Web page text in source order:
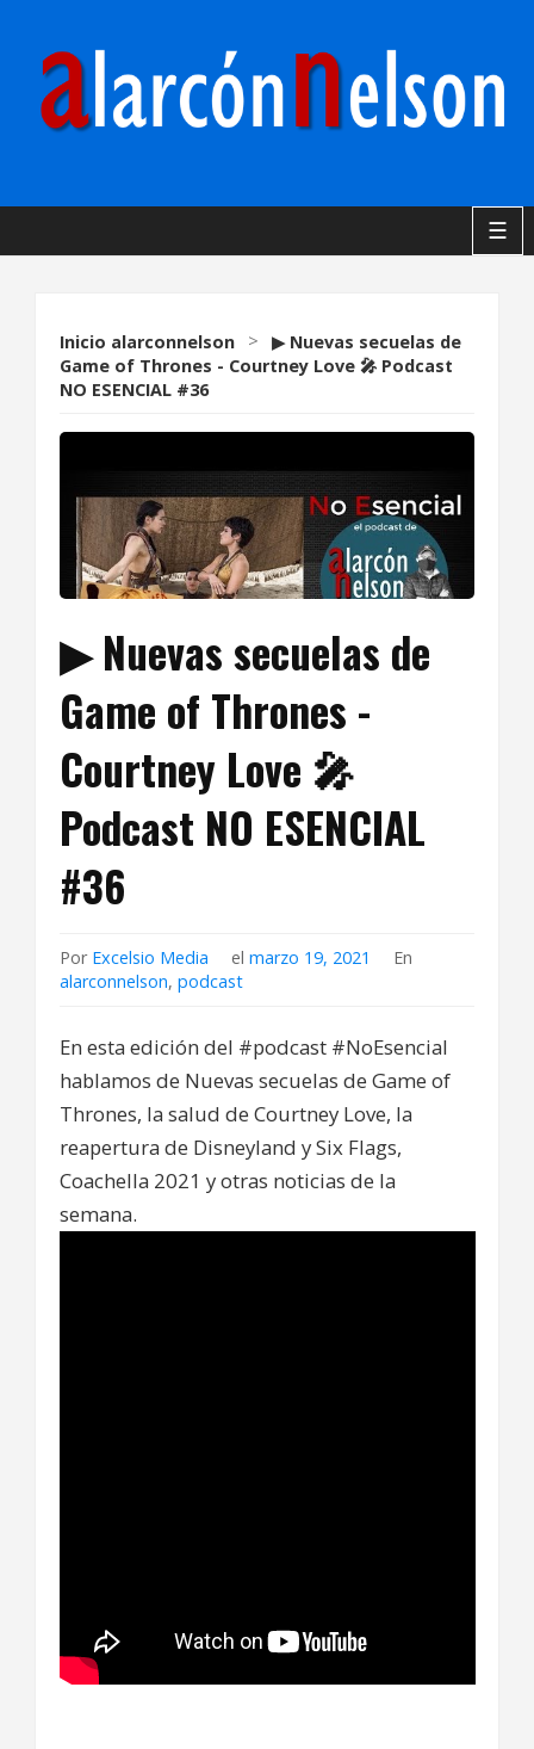
☰
Inicio alarconnelson >
▶ Nuevas secuelas de
Game of Thrones - Courtney Love 🎤 Podcast
NO ESENCIAL #36
▶ Nuevas secuelas de
Game of Thrones -
Courtney Love 🎤
Podcast NO ESENCIAL
#36
Por Excelsio Media elmarzo 19, 2021
En
alarconnelson, podcast
En esta edición del #podcast​ #NoEsencial​
hablamos de Nuevas secuelas de Game of
Thrones, la salud de Courtney Love, la
reapertura de Disneyland y Six Flags,
Coachella 2021 y otras noticias de la
semana.